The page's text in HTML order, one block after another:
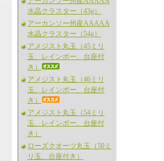
水晶クラスター（43g）
アーカンソー州産AAAAA
水晶クラスター（54g）
アメジスト丸玉（45ミリ
玉、レインボー、台座付
き）
アメジスト丸玉（46ミリ
玉、レインボー、台座付
き）
アメジスト丸玉（54ミリ
玉、レインボー、台座付
き）
ローズクオーツ丸玉（50ミ
リ玉、台座付き）